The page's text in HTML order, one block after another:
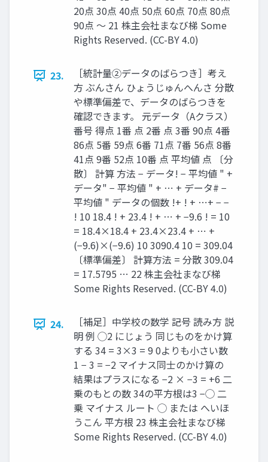
20点 30点 40点 50点 60点 70点 80点
90点 〜 21 株主会社まなび梯 Some
Rights Reserved. (CC-BY 4.0)
23.
［統計量②データのばらつき］考え
方 ぶんさん ひょうじゅんへんさ 分散
や標準偏差で、データのばらつきを
確認できます。 元データ（Aクラス）
番号 得点 1番 点 2番 点 3番 90点 4番
86点 5番 59点 6番 71点 7番 56点 8番
41点 9番 52点 10番 点 平均値 点 〔分
散〕 計算 方法 − データ! − 平均値 " +
データ" − 平均値 " + ⋯ + データ# −
平均値 " データの個数 !+ ! + ⋯+ − −
! 10 18.4 ! + 23.4 ! + ⋯ + −9.6 ! = 10
= 18.4×18.4 + 23.4×23.4 + ⋯ +
(−9.6)×(−9.6) 10 3090.4 10 = 309.04
〔標準偏差〕 計算方法 = 分散 309.04
= 17.5795 … 22 株主会社まなび梯
Some Rights Reserved. (CC-BY 4.0)
24.
［補足］中学校の数学 記号 読み方 説
明 例 ◯2 にじょう 同じものをかけ算
する 34 = 3×3 = 9 0よりも小さい数
1 − 3 = −2 マイナス同士のかけ算の
結果はプラスになる −2 × −3 = +6 二
乗のもとの数 34の平方根は3 −◯ 二
乗 マイナス ルート ◯ または へいほ
うこん 平方根 23 株主会社まなび梯
Some Rights Reserved. (CC-BY 4.0)